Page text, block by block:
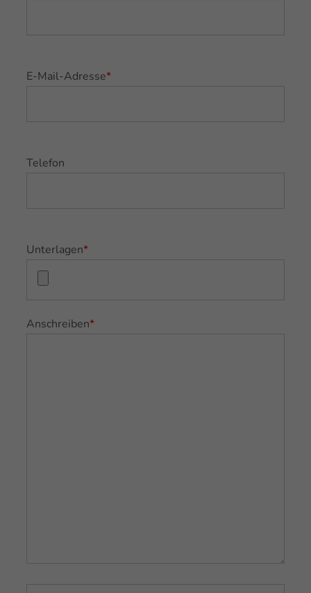
E-Mail-Adresse*
Telefon
Unterlagen*
Anschreiben*